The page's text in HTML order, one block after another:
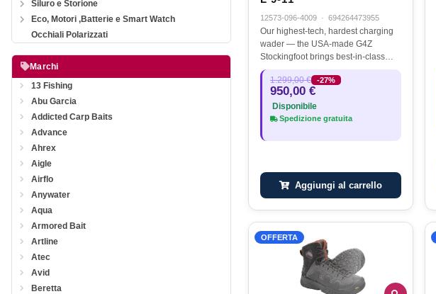
Siluro e Storione
Eco, Motori ,Batterie e Smart Watch
Occhiali Polarizzati
Marchi
13 Fishing
Abu Garcia
Addicted Carp Baits
Advance
Ahrex
Aigle
Airflo
Anywater
Aqua
Armored Bait
Artline
Atec
Avid
Beretta
12573-096-4009 · 694264473955
Our highest-tech, hardest charging
wader — the USA-made G4Z
Stockingfoot brings best-in-class
waterproof breathability, rugged
durability and unmatched comfort to
the remote coordinates and…
1.299,00 € -27%
950,00 €
Disponibile
Spedizione gratuita
Aggiungi al carrello
OFFERTA